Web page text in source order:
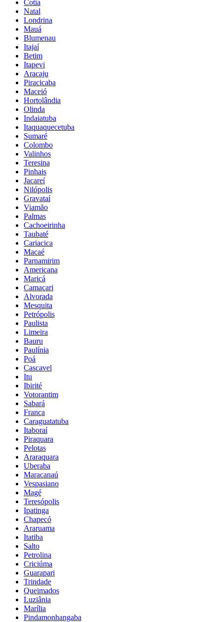
Cotia
Natal
Londrina
Mauá
Blumenau
Itajaí
Betim
Itapevi
Aracaju
Piracicaba
Maceió
Hortolândia
Olinda
Indaiatuba
Itaquaquecetuba
Sumaré
Colombo
Valinhos
Teresina
Pinhais
Jacareí
Nilópolis
Gravataí
Viamão
Palmas
Cachoeirinha
Taubaté
Cariacica
Macaé
Parnamirim
Americana
Maricá
Camaçari
Alvorada
Mesquita
Petrópolis
Paulista
Limeira
Bauru
Paulínia
Poá
Cascavel
Itu
Ibirité
Votorantim
Sabará
Franca
Caraguatatuba
Itaboraí
Piraquara
Pelotas
Araraquara
Uberaba
Maracanaú
Vespasiano
Magé
Teresópolis
Ipatinga
Chapecó
Araruama
Itatiba
Salto
Petrolina
Criciúma
Guarapari
Trindade
Queimados
Luziânia
Marília
Pindamonhangaba